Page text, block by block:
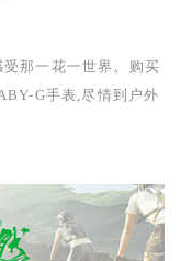
那一花一世界。购买
G手表,尽情到户外